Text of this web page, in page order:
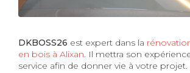
DKBOSS26 est expert dans la
en bois à Alixan. Il mettra son
service afin de donner vie à votre projet.